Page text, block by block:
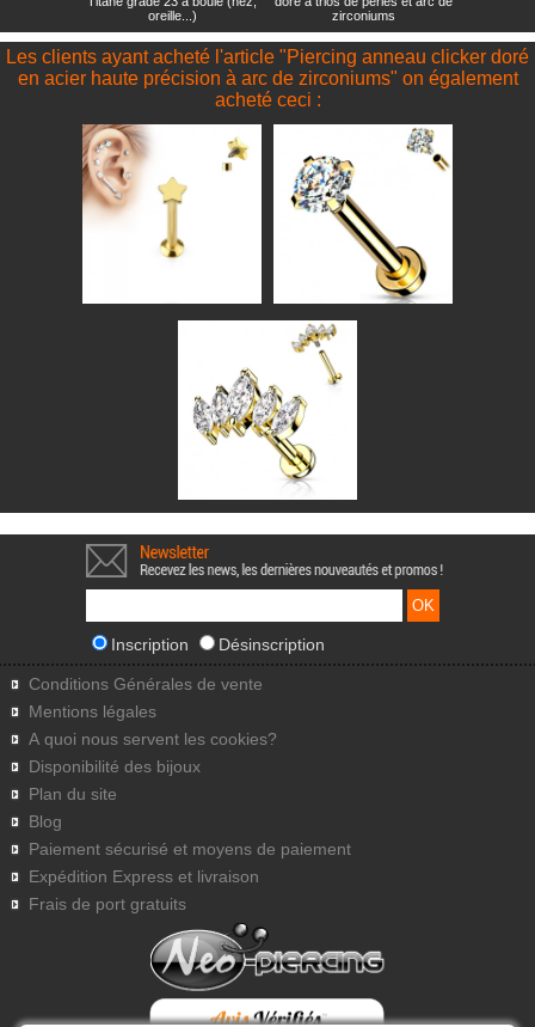
oreille...)
zirconiums
Les clients ayant acheté l'article "Piercing anneau clicker doré
en acier haute précision à arc de zirconiums" on également
acheté ceci :
Inscription Désinscription
Conditions Générales de vente
Mentions légales
A quoi nous servent les cookies?
Disponibilité des bijoux
Plan du site
Blog
Paiement sécurisé et moyens de paiement
Expédition Express et livraison
Frais de port gratuits